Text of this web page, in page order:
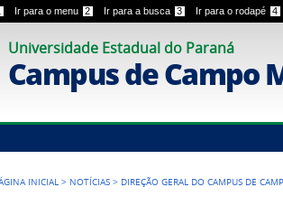
Ir para o menu 2 Ir para a busca 3 Ir para o rodapé 4
Universidade Estadual do Paraná
Campus de Campo
INICIAL > NOTÍCIAS > DIREÇÃO GERAL DO CAMPUS DE